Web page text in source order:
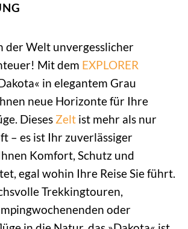
der Welt unvergesslicher
Mit dem EXPLORER
in elegantem Grau
neue Horizonte für Ihre
Dieses Zelt ist mehr als nur
– es ist Ihr zuverlässiger
Komfort, Schutz und
egal wohin Ihre Reise Sie führt.
Trekkingtouren,
oder